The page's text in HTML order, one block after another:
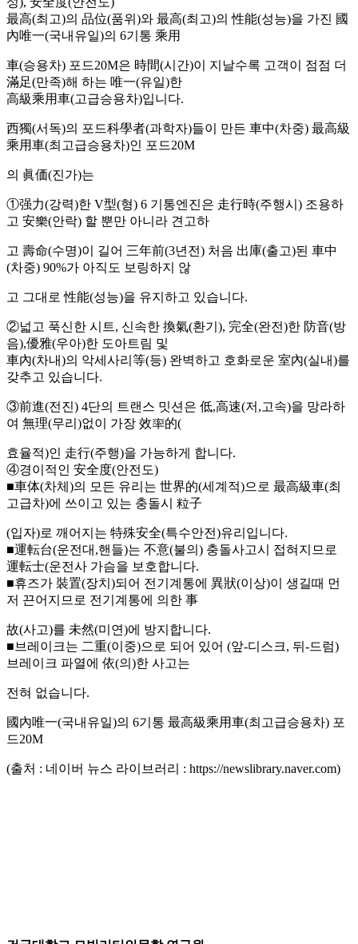
最高(최고)의 品位(품위)와 最高(최고)의 性能(성능)을 가진 國
內唯一(국내유일)의 6기통 乘用
車(승용차) 포드20M은 時間(시간)이 지날수록 고객이 점점 더
滿足(만족)해 하는 唯一(유일)한
高級乘用車(고급승용차)입니다.
西獨(서독)의 포드科學者(과학자)들이 만든 車中(차중) 最高級
乘用車(최고급승용차)인 포드20M
의 眞価(진가)는
①强力(강력)한 V型(형) 6 기통엔진은 走行時(주행시) 조용하
고 安樂(안락) 할 뿐만 아니라 견고하
고 壽命(수명)이 길어 三年前(3년전) 처음 出庫(출고)된 車中
(차중) 90%가 아직도 보링하지 않
고 그대로 性能(성능)을 유지하고 있습니다.
②넓고 푹신한 시트, 신속한 換氣(환기), 完全(완전)한 防音(방
음),優雅(우아)한 도아트림 및
車內(차내)의 악세사리等(등) 완벽하고 호화로운 室內(실내)를
갖추고 있습니다.
③前進(전진) 4단의 트랜스 밋션은 低,高速(저,고속)을 망라하
여 無理(무리)없이 가장 效率的(
효율적)인 走行(주행)을 가능하게 합니다.
④경이적인 安全度(안전도)
■車体(차체)의 모든 유리는 世界的(세계적)으로 最高級車(최
고급차)에 쓰이고 있는 충돌시 粒子
(입자)로 깨어지는 特殊安全(특수안전)유리입니다.
■運転台(운전대,핸들)는 不意(불의) 충돌사고시 접혀지므로
運転士(운전사 가슴을 보호합니다.
■휴즈가 裝置(장치)되어 전기계통에 異狀(이상)이 생길때 먼
저 끈어지므로 전기계통에 의한 事
故(사고)를 未然(미연)에 방지합니다.
■브레이크는 二重(이중)으로 되어 있어 (앞-디스크, 뒤-드럼)
브레이크 파열에 依(의)한 사고는
전혀 없습니다.
國內唯一(국내유일)의 6기통 最高級乘用車(최고급승용차) 포
드20M
(출처 : 네이버 뉴스 라이브러리 : https://newslibrary.naver.com)